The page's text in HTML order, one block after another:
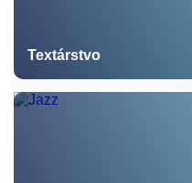
Textárstvo